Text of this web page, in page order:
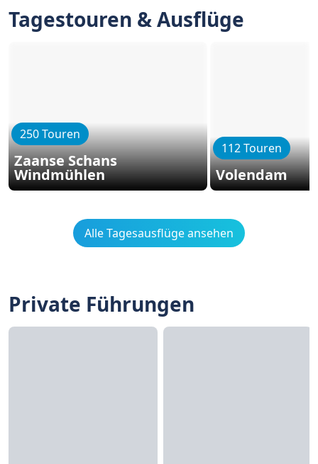
Tagestouren & Ausflüge
250 Touren
Zaanse Schans
Windmühlen
112 Touren
Volendam
Alle Tagesausflüge ansehen
Private Führungen